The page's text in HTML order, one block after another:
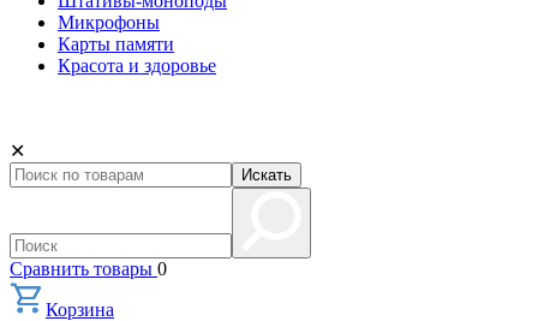
Микрофоны
Карты памяти
Красота и здоровье
✕
Искать
Сравнить товары 0
Корзина